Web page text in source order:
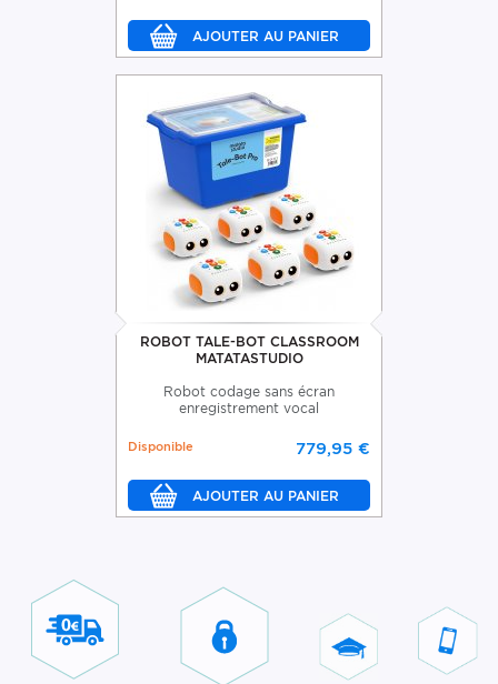
ROBOT TALE-BOT CLASSROOM
MATATASTUDIO
Robot codage sans écran
enregistrement vocal
779,95 €
Disponible